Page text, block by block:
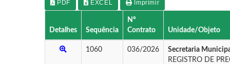
PDF EXCEL Imprimir
Detalhes Sequência
Nº
Contrato
Unidade/Objeto
1060 036/2026
Secretaria
REGISTRO DE